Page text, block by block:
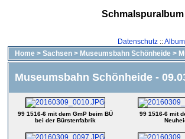
Schmalspuralbum
Datenschutz::
Home > Sachsen > Museumsbahn Schönheide >
Museumsbahn Schönheide -
99 1516-6 mit dem GmP beim BÜ
bei der Bürstenfabrik
99 1516-6 mit